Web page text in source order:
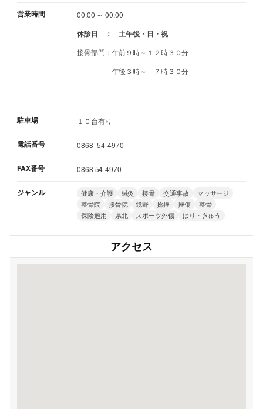
営業時間 00:00 ～ 00:00
休診日 ： 土午後・日・祝
接骨部門：午前９時～１２時３０分
午後３時～ ７時３０分
駐車場 １０台有り
電話番号 0868 -54-4970
FAX番号 0868 54-4970
ジャンル 健康・介護 鍼灸 接骨 交通事故
マッサージ
整骨院
接骨院 鏡野 捻挫 挫傷
整骨
保険適用
県北 スポーツ外傷 はり・きゅう
アクセス